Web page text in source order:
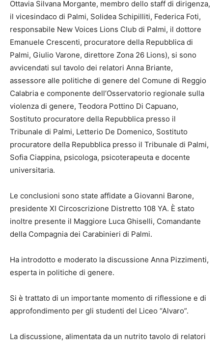
Ottavia Silvana Morgante, membro dello staff di dirigenza,
il vicesindaco di Palmi, Solidea Schipilliti, Federica Foti,
responsabile New Voices Lions Club di Palmi, il dottore
Emanuele Crescenti, procuratore della Repubblica di
Palmi, Giulio Varone, direttore Zona 26 Lions), si sono
avvicendati sul tavolo dei relatori Anna Briante,
assessore alle politiche di genere del Comune di Reggio
Calabria e componente dell’Osservatorio regionale sulla
violenza di genere, Teodora Pottino Di Capuano,
Sostituto procuratore della Repubblica presso il
Tribunale di Palmi, Letterio De Domenico, Sostituto
procuratore della Repubblica presso il Tribunale di Palmi,
Sofia Ciappina, psicologa, psicoterapeuta e docente
universitaria.
Le conclusioni sono state affidate a Giovanni Barone,
presidente XI Circoscrizione Distretto 108 YA. È stato
inoltre presente il Maggiore Luca Ghiselli, Comandante
della Compagnia dei Carabinieri di Palmi.
Ha introdotto e moderato la discussione Anna Pizzimenti,
esperta in politiche di genere.
Si è trattato di un importante momento di riflessione e di
approfondimento per gli studenti del Liceo “Alvaro”.
La discussione, alimentata da un nutrito tavolo di relatori